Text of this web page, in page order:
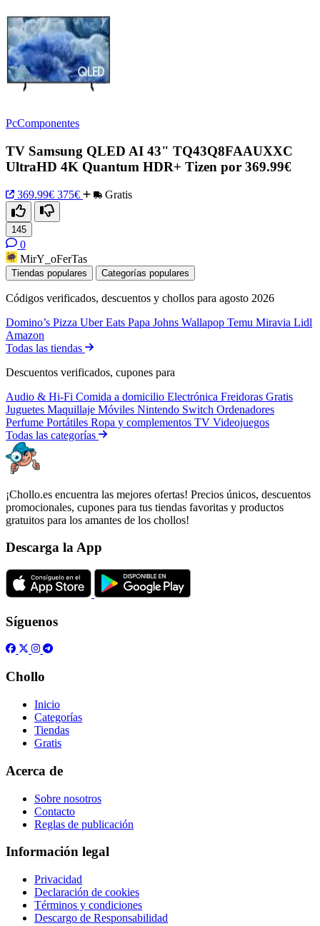
PcComponentes
TV Samsung QLED AI 43" TQ43Q8FAAUXXC
UltraHD 4K Quantum HDR+ Tizen por 369.99€
369.99€ 375€ Gratis
145
0
MirY_oFerTas
Tiendas populares Categorías populares
Códigos verificados, descuentos y chollos para agosto 2026
Domino’s Pizza Uber Eats Papa Johns Wallapop Temu Miravia Lidl
Amazon
Todas las tiendas
Descuentos verificados, cupones para
Audio & Hi-Fi Comida a domicilio Electrónica Freidoras Gratis
Juguetes Maquillaje Móviles Nintendo Switch Ordenadores
Perfume Portátiles Ropa y complementos TV Videojuegos
Todas las categorías
¡Chollo.es encuentra las mejores ofertas! Precios únicos, descuentos
promocionales, cupones para tus tiendas favoritas y productos
gratuitos para los amantes de los chollos!
Descarga la App
Síguenos
Chollo
Inicio
Categorías
Tiendas
Gratis
Acerca de
Sobre nosotros
Contacto
Reglas de publicación
Información legal
Privacidad
Declaración de cookies
Términos y condiciones
Descargo de Responsabilidad